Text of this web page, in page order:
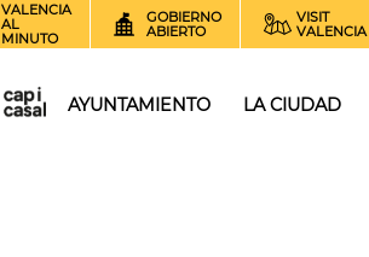
VALENCIA
AL
MINUTO
GOBIERNO
ABIERTO
VISIT
VALENCIA
AYUNTAMIENTO LA CIUDAD